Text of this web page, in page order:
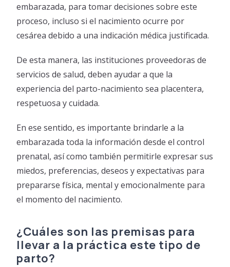
embarazada, para tomar decisiones sobre este
proceso, incluso si el nacimiento ocurre por
cesárea debido a una indicación médica justificada.
De esta manera, las instituciones proveedoras de
servicios de salud, deben ayudar a que la
experiencia del parto-nacimiento sea placentera,
respetuosa y cuidada.
En ese sentido, es importante brindarle a la
embarazada toda la información desde el control
prenatal, así como también permitirle expresar sus
miedos, preferencias, deseos y expectativas para
prepararse física, mental y emocionalmente para
el momento del nacimiento.
¿Cuáles son las premisas para
llevar a la práctica este tipo de
parto?